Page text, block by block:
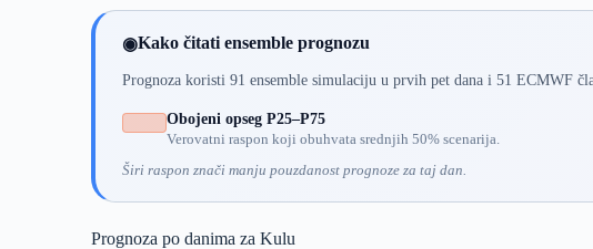
◉Kako čitati ensemble prognozu
Prognoza koristi 91 ensemble simulaciju u prvih pet dana i 51 ECMWF
Obojeni opseg P25–P75
Verovatni raspon koji obuhvata srednjih 50% scenarija.
Širi raspon znači manju pouzdanost prognoze za taj dan.
Prognoza po danima za Kulu